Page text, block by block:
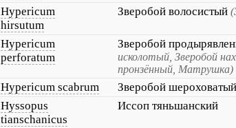
Hypericum
hirsutum
Зверобой волосистый
Hypericum
perforatum
Зверобой
исколотый, Зверобой
пронзённый, Матрушка)
Hypericum scabrum Зверобой шероховатый
Hyssopus
tianschanicus
Иссоп тяньшанский